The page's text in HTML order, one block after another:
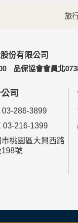
旅
份有限公司
品保協會會員北
司
03-286-3899
03-216-1399
桃園區大興西路
198號